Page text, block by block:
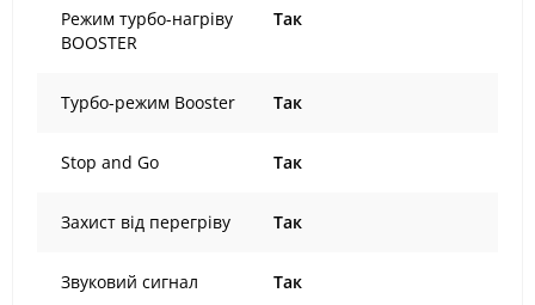
Режим турбо-нагріву
BOOSTER
Так
Турбо-режим Booster Так
Stop and Go Так
Захист від перегріву Так
Звуковий сигнал Так